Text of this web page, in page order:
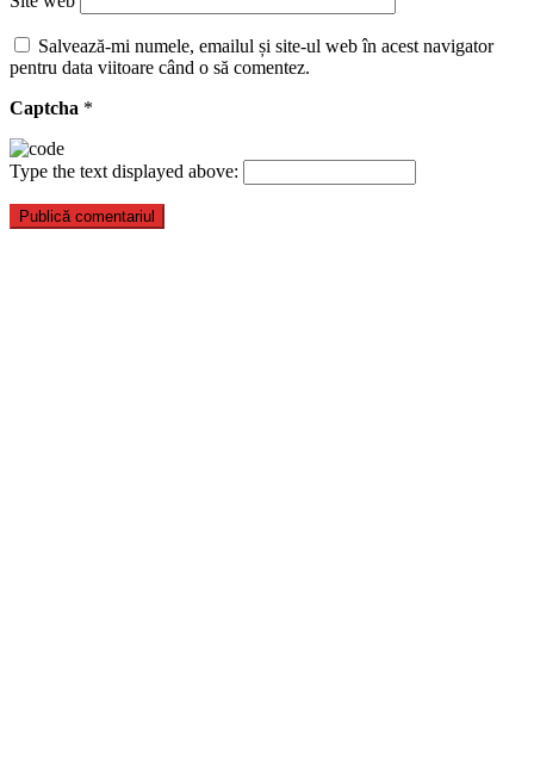
Salvează-mi numele, emailul și site-ul web în acest navigator
pentru data viitoare când o să comentez.
Captcha *
Type the text displayed above: